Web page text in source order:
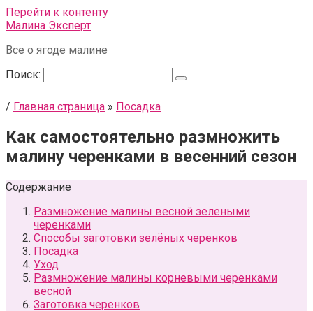
Перейти к контенту
Малина Эксперт
Все о ягоде малине
Поиск:
/ Главная страница » Посадка
Как самостоятельно размножить
малину черенками в весенний сезон
Содержание
Размножение малины весной зелеными
черенками
Способы заготовки зелёных черенков
Посадка
Уход
Размножение малины корневыми черенками
весной
Заготовка черенков